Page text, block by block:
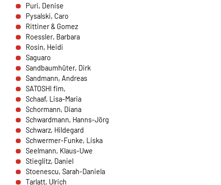
Puri, Denise
Pysalski, Caro
Rittiner & Gomez
Roessler, Barbara
Rosin, Heidi
Saguaro
Sandbaumhüter, Dirk
Sandmann, Andreas
SATOSHI fim,
Schaaf, Lisa-Maria
Schormann, Diana
Schwardmann, Hanns-Jörg
Schwarz, Hildegard
Schwermer-Funke, Liska
Seelmann, Klaus-Uwe
Stieglitz, Daniel
Stoenescu, Sarah-Daniela
Tarlatt, Ulrich
Name:
__cfruid
Anbieter:
Sendinblue GmbH, Köpenicker Straße 126, 10179
Berlin
Zweck:
Einbindung der Newsletteranmeldung.
Cookie Laufzeit:
Dauer der Sitzung
EXTERNE MEDIEN
Um Inhalte von Videoplattformen und Social Media
Plattformen anzeigen zu können, werden von diesen